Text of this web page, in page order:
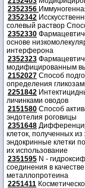
2352356
2352342
солевый раствор
2352330
основе
интерферона
2352323
модифицированным
2152027 Способ
определения
2251842
личинками оводов
2151580 Способ
эндотелия роговицы
2351648
клеток, полученных
эндокринные клетки
их использование
2351595 N -
соединения в
металлопротеина
2251411